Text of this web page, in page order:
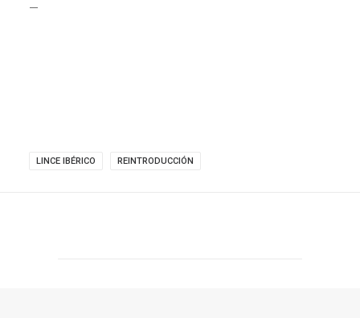
—
LINCE IBÉRICO REINTRODUCCIÓN